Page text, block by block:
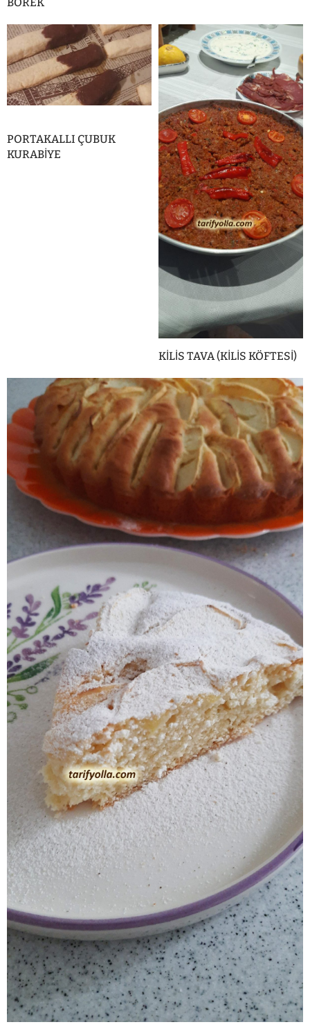
PORTAKALLI ÇUBUK
KURABİYE
KİLİS TAVA (KİLİS KÖFTESİ)